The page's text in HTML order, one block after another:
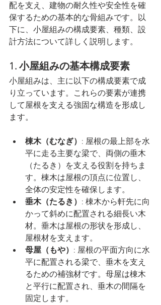
配を支え、建物の耐久性や安全性を確
保するための基本的な骨組みです。以
下に、小屋組みの構成要素、種類、設
計方法について詳しく説明します。
1. 小屋組みの基本構成要素
小屋組みは、主に以下の構成要素で成
り立っています。これらの要素が連携
して屋根を支える強固な構造を形成し
ます。
棟木（むなぎ） : 屋根の最上部を水
平に走る主要な梁で、両側の垂木
（たるき）を支える役割を持ちま
す。棟木は屋根の頂点に位置し、
全体の安定性を確保します。
垂木（たるき） : 棟木から軒先に向
かって斜めに配置される細長い木
材。垂木は屋根の形状を形成し、
屋根材を支えます。
母屋（もや） : 屋根の平面方向に水
平に配置される梁で、垂木を支え
るための補強材です。母屋は棟木
と平行に配置され、垂木の間隔を
固定します。